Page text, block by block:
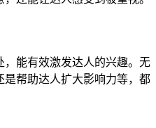
能有效激发达人的兴趣。无
帮助达人扩大影响力等，都